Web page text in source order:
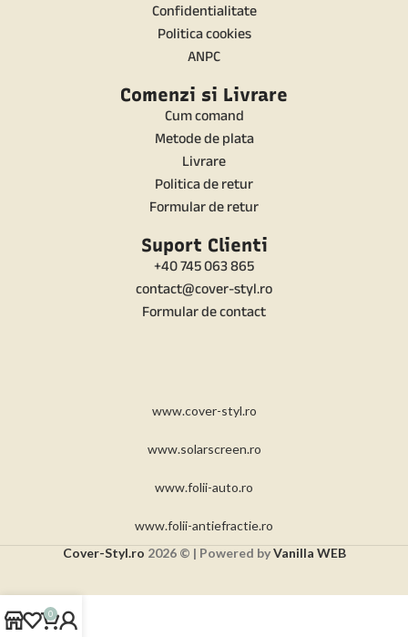
Confidentialitate
Politica cookies
ANPC
Comenzi si Livrare
Cum comand
Metode de plata
Livrare
Politica de retur
Formular de retur
Suport Clienti
+40 745 063 865
contact@cover-styl.ro
Formular de contact
www.cover-styl.ro
www.solarscreen.ro
www.folii-auto.ro
www.folii-antiefractie.ro
Cover-Styl.ro 2026 © | Powered byVanilla WEB
0